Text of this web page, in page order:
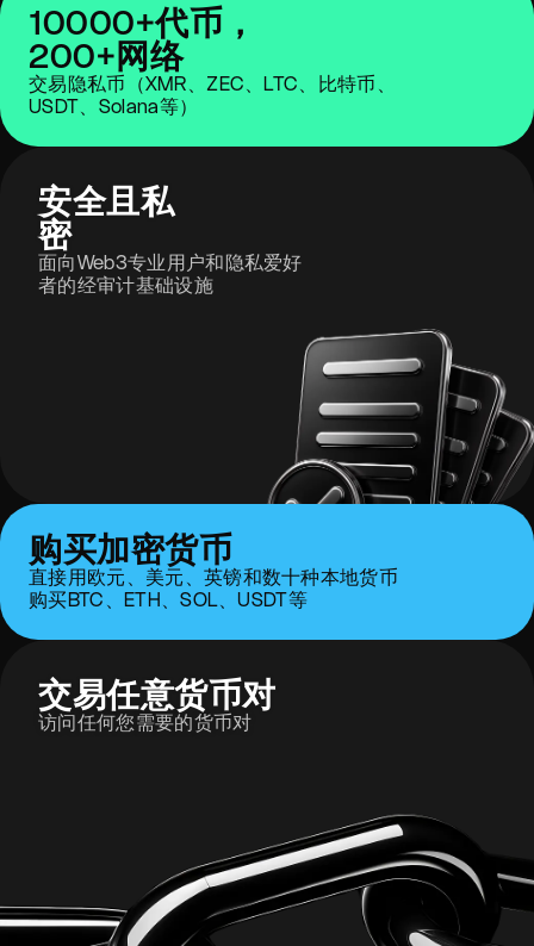
10000+代币，
200+网络
交易隐私币（XMR、ZEC、LTC、比特币、
USDT、Solana等）
安全且私
密
面向Web3专业用户和隐私爱好
者的经审计基础设施
交易任意货币对
访问任何您需要的货币对
购买加密货币
直接用欧元、美元、英镑和数十种本地货币
购买BTC、ETH、SOL、USDT等